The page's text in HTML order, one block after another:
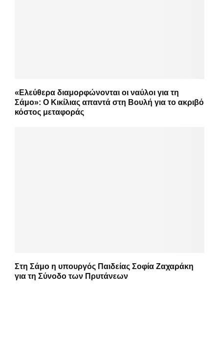
«Ελεύθερα διαμορφώνονται οι ναύλοι για τη
Σάμο»: Ο Κικίλιας απαντά στη Βουλή για το ακριβό
κόστος μεταφοράς
Στη Σάμο η υπουργός Παιδείας Σοφία Ζαχαράκη
για τη Σύνοδο των Πρυτάνεων